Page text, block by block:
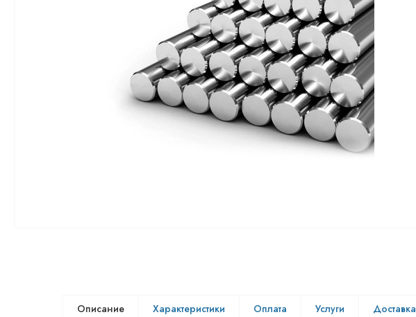
Описание Характеристики Оплата Услуги Доставка